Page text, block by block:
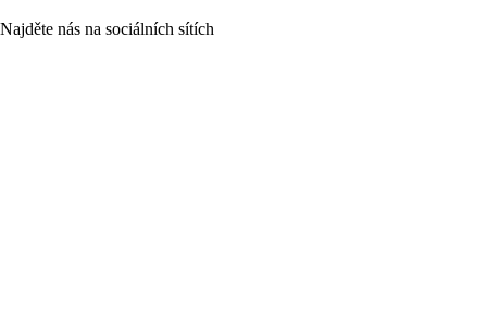
Najděte nás na sociálních sítích